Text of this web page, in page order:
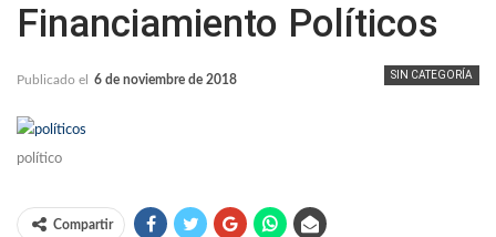
Financiamiento Políticos
SIN CATEGORÍA
Publicado el 6 de noviembre de 2018
político
Compartir